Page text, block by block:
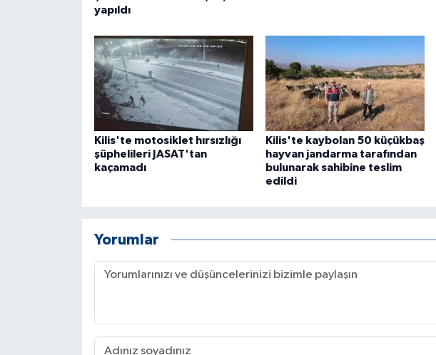
yapıldı
Kilis'te motosiklet hırsızlığı
şüphelileri JASAT'tan
kaçamadı
Kilis'te kaybolan 50 küçükbaş
hayvan jandarma tarafından
bulunarak sahibine teslim
edildi
Yorumlar